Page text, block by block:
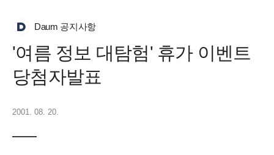
Daum 공지사항
'여름 정보 대탐험' 휴가 이벤트
당첨자발표
2001. 08. 20.